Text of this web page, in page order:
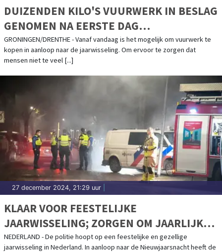
DUIZENDEN KILO'S VUURWERK IN BESLAG
GENOMEN NA EERSTE DAG
VUURWERKCONTROLES
GRONINGEN/DRENTHE - Vanaf vandaag is het mogelijk om vuurwerk te
kopen in aanloop naar de jaarwisseling. Om ervoor te zorgen dat
mensen niet te veel [...]
27 december 2024, 21:29 uur
KLAAR VOOR FEESTELIJKE
JAARWISSELING; ZORGEN OM JAARLIJKS
TERUGKEREND GEWELD
NEDERLAND - De politie hoopt op een feestelijke en gezellige
jaarwisseling in Nederland. In aanloop naar de Nieuwjaarsnacht heeft de